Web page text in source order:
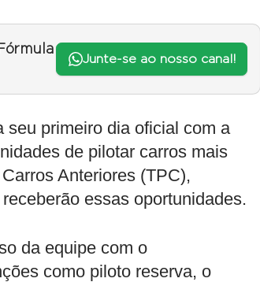
Junte-se ao nosso canal!
seu primeiro dia oficial com a
de pilotar carros mais
Anteriores (TPC),
essas oportunidades.
da equipe com o
como piloto reserva, o